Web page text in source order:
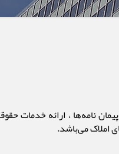
پیمان نامه‌ها ، ارائه خدمات
املاک می‌باشد.